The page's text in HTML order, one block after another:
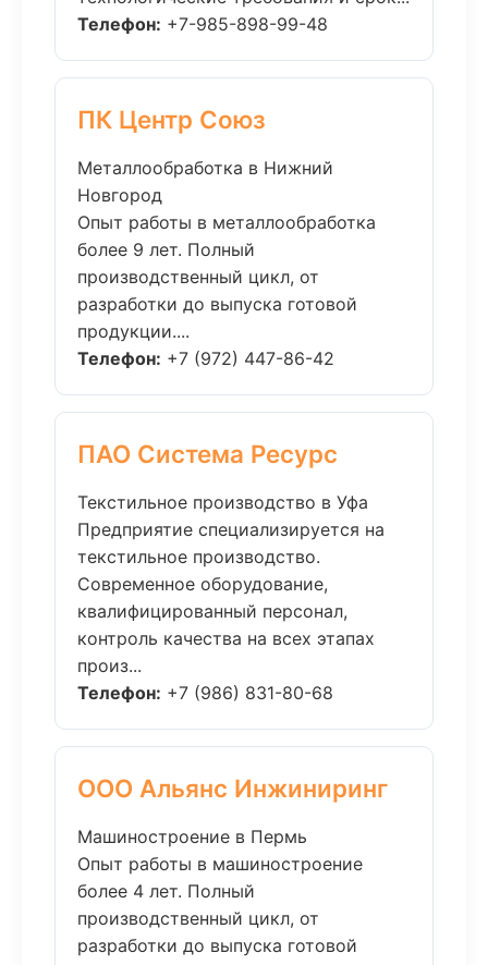
Телефон: +7-985-898-99-48
ПК Центр Союз
Металлообработка в Нижний
Новгород
Опыт работы в металлообработка
более 9 лет. Полный
производственный цикл, от
разработки до выпуска готовой
продукции....
Телефон: +7 (972) 447-86-42
ПАО Система Ресурс
Текстильное производство в Уфа
Предприятие специализируется на
текстильное производство.
Современное оборудование,
квалифицированный персонал,
контроль качества на всех этапах
произ...
Телефон: +7 (986) 831-80-68
ООО Альянс Инжиниринг
Машиностроение в Пермь
Опыт работы в машиностроение
более 4 лет. Полный
производственный цикл, от
разработки до выпуска готовой